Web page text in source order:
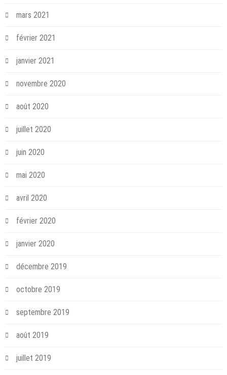
mars 2021
février 2021
janvier 2021
novembre 2020
août 2020
juillet 2020
juin 2020
mai 2020
avril 2020
février 2020
janvier 2020
décembre 2019
octobre 2019
septembre 2019
août 2019
juillet 2019